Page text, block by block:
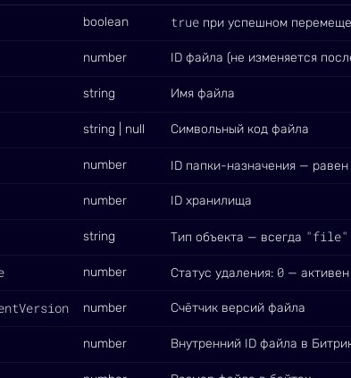
boolean true при успешном
number ID файла (не изменяется
string Имя файла
string | null Символьный код файла
number ID папки-назначения —
number ID хранилища
string Тип объекта — всегда "file"
number Статус удаления: 0 — активен
number Счётчик версий файла
number Внутренний ID файла в